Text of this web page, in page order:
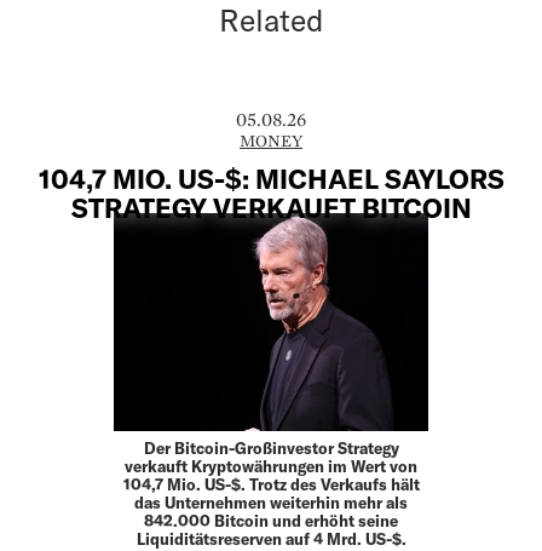
Related
05.08.26
MONEY
104,7 MIO. US-$: MICHAEL SAYLORS
STRATEGY VERKAUFT BITCOIN
Der Bitcoin-Großinvestor Strategy
verkauft Kryptowährungen im Wert von
104,7 Mio. US-$. Trotz des Verkaufs hält
das Unternehmen weiterhin mehr als
842.000 Bitcoin und erhöht seine
Liquiditätsreserven auf 4 Mrd. US-$.